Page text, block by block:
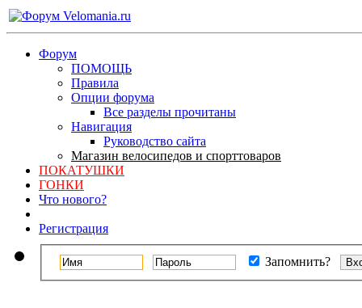
Форум
ПОМОЩЬ
Правила
Опции форума
Все разделы прочитаны
Навигация
Руководство сайта
Магазин велосипедов и спорттоваров
ПОКАТУШКИ
ГОНКИ
Что нового?
Регистрация
Запомнить?